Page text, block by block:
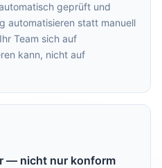
geprüft und
automatisieren statt manuell
Team sich auf
kann, nicht auf
— nicht nur konform